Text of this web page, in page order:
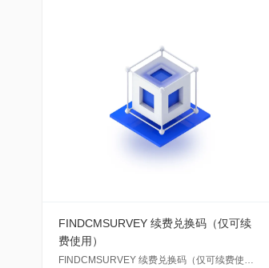
FINDCMSURVEY 续费兑换码（仅可续
费使用）
FINDCMSURVEY 续费兑换码（仅可续费使用）